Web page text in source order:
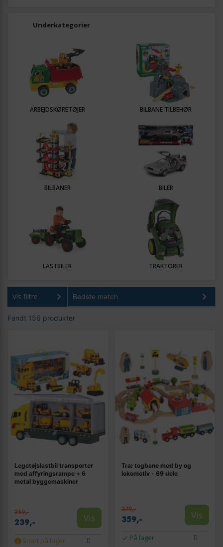
Underkategorier
ARBEJDSKØRETØJER BILBANE TILBEHØR
BILBANER BILER
LASTBILER TRAKTORER
Vis filtre
Fandt 156 produkter
Legetøjslastbil transporter
med affyringsrampe + 6
metal bygge­maskiner
259,-
239,- Vis
Snart på lager
Træ togbane med by og
lokomotiv - 69 dele
379,-
359,- Vis
På lager